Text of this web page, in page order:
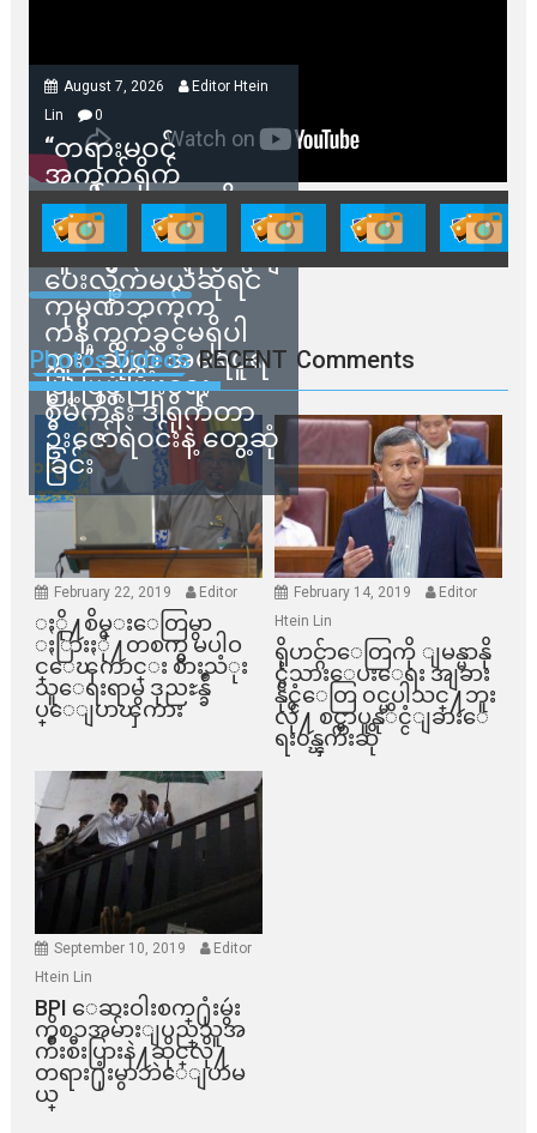
August 7, 2026
Editor Htein
Lin
0
“တရားမဝင်
အကွက်ရိုက်
ရောင်းချမှုတွေကို
သက်ဆိုင်ရာတာဝန်ရှိ
သူတွေက ဂရန်တွေချ
ပေးလိုက်မယ်ဆိုရင်
ကုမ္ပဏီဘက်က
ကန့်ကွက်ခွင့်မရှိပါ
ဘူး” ဆိုတဲ့ အမရပူရ
မြို့ပြဖွံ့ဖြိုးရေး
စီမံကိန်း ဒါရိုက်တာ
ဦးဇော်ရဲဝင်းနဲ့ တွေ့ဆုံ
ခြင်း
Photos Videos RECENT Comments
February 22, 2019 Editor
ႏို႔စိမ္းေတြမွာ
ႏြားႏို႔တစက္မွ မပါဝ
င္ေၾကာင္း စားသံုး
သူေရးရာမွ ဒုညႊန္ခ်ဳ
ပ္ေျပာၾကား
February 14, 2019
Editor
Htein Lin
ရိုဟင္ဂ်ာေတြကို ျမန္မာနို
င္ငံသားေပးေရး အျခား
နိုင္ငံေတြ ၀င္မပါသင္႔ဘူး
လို႔ စင္ကာပူနုိင္ငံျခားေ
ရး၀န္ၾကီးဆို
September 10, 2019
Editor
Htein Lin
BPI ​ေဆးဝါးစက္​႐ုံးမွဴး
ကိစၥအမ်ားျပည္​သူအ
က်ိဳးစီးပြားနဲ႔ဆိုင္​လို႔
တရား႐ုံးမွာဘဲေျပာမ
ယ္​